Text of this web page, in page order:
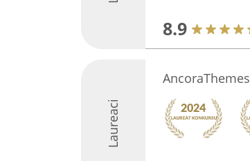
8.9
Laureaci
AncoraThemes